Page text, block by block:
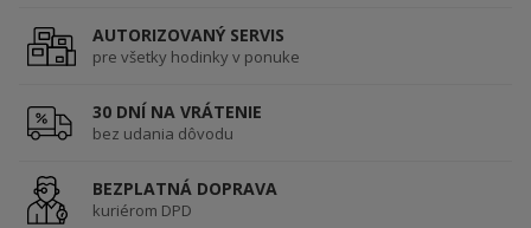
AUTORIZOVANÝ SERVIS
pre všetky hodinky v ponuke
30 DNÍ NA VRÁTENIE
bez udania dôvodu
BEZPLATNÁ DOPRAVA
kuriérom DPD